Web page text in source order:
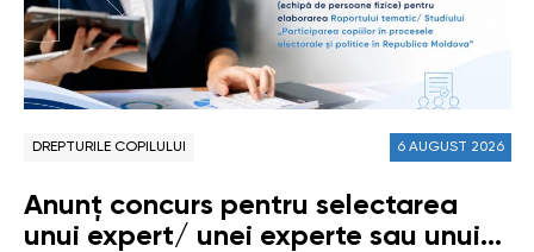
DREPTURILE COPILULUI 6 AUGUST 2026
Anunț concurs pentru selectarea
unui expert/ unei experte sau unui